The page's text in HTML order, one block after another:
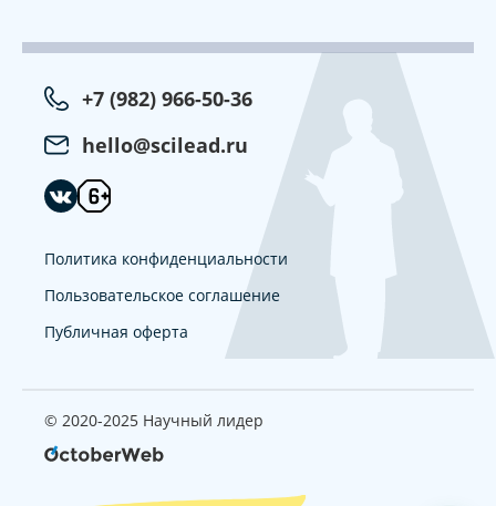
+7 (982) 966-50-36
hello@scilead.ru
Политика конфиденциальности
Пользовательское соглашение
Публичная оферта
© 2020-2025 Научный лидер